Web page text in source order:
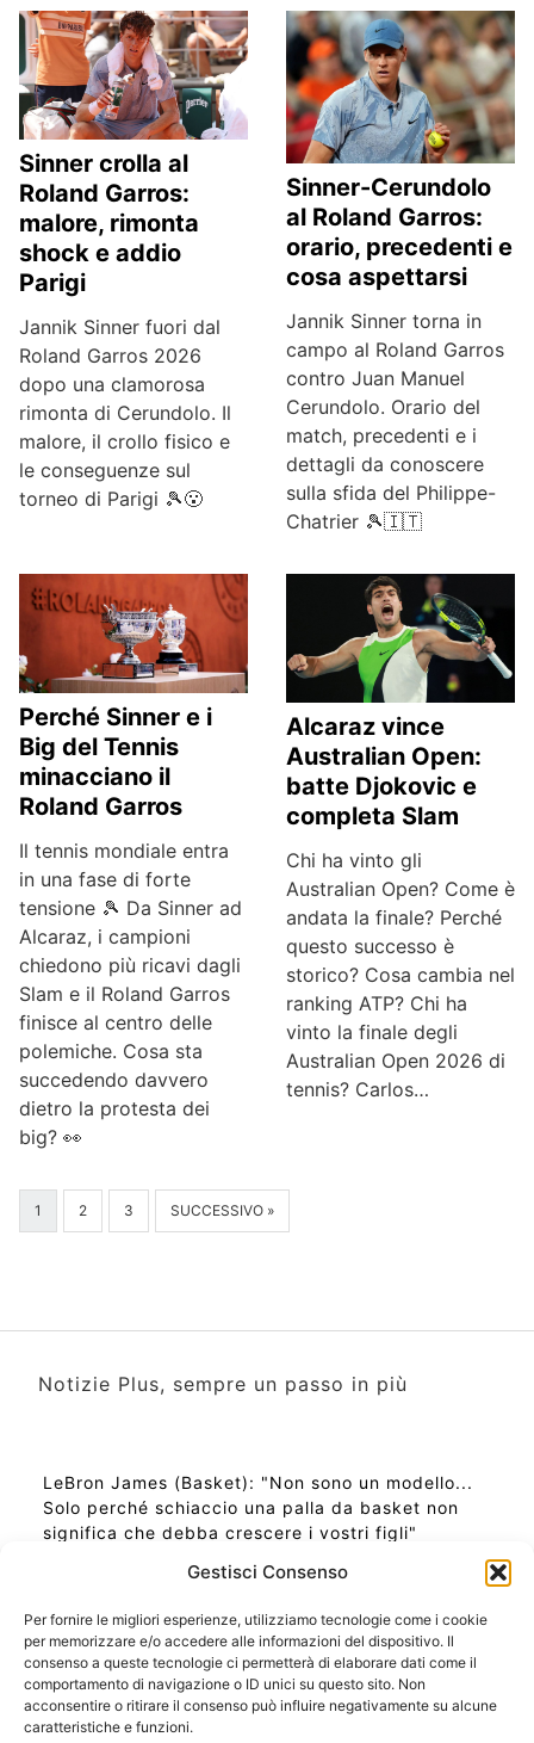
Gestisci Consenso
Per fornire le migliori esperienze, utilizziamo tecnologie come i cookie
per memorizzare e/o accedere alle informazioni del dispositivo. Il
consenso a queste tecnologie ci permetterà di elaborare dati come il
comportamento di navigazione o ID unici su questo sito. Non
acconsentire o ritirare il consenso può influire negativamente su alcune
caratteristiche e funzioni.
Sinner crolla al
Roland Garros:
malore, rimonta
shock e addio
Parigi
Jannik Sinner fuori dal
Roland Garros 2026
dopo una clamorosa
rimonta di Cerundolo. Il
malore, il crollo fisico e
le conseguenze sul
torneo di Parigi 🎾😮
Sinner-Cerundolo
al Roland Garros:
orario, precedenti e
cosa aspettarsi
Jannik Sinner torna in
campo al Roland Garros
contro Juan Manuel
Cerundolo. Orario del
match, precedenti e i
dettagli da conoscere
sulla sfida del Philippe-
Chatrier 🎾🇮🇹
Perché Sinner e i
Big del Tennis
minacciano il
Roland Garros
Il tennis mondiale entra
in una fase di forte
tensione 🎾 Da Sinner ad
Alcaraz, i campioni
chiedono più ricavi dagli
Slam e il Roland Garros
finisce al centro delle
polemiche. Cosa sta
succedendo davvero
dietro la protesta dei
big? 👀
Alcaraz vince
Australian Open:
batte Djokovic e
completa Slam
Chi ha vinto gli
Australian Open? Come è
andata la finale? Perché
questo successo è
storico? Cosa cambia nel
ranking ATP? Chi ha
vinto la finale degli
Australian Open 2026 di
tennis? Carlos…
1 2 3 SUCCESSIVO »
Notizie Plus, sempre un passo in più
LeBron James (Basket): "Non sono un modello...
Solo perché schiaccio una palla da basket non
significa che debba crescere i vostri figli"
Ora Esatta in Italia in questo momento
Ti Senti Strano Ultimamente? Potrebbe Essere per
la Risonanza di Schumann
Come Sapere Se Stai Ascendendo alla Quinta